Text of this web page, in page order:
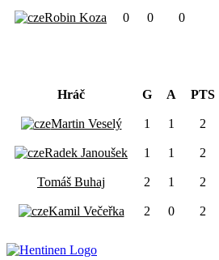
Robin Koza 0 0 0
Hráč G A PTS
Martin Veselý 1 1 2
Radek Janoušek 1 1 2
Tomáš Buhaj 2 1 2
Kamil Večeřka 2 0 2